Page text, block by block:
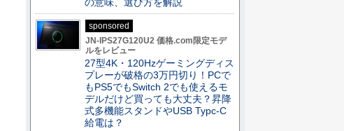
sponsored
JN-IPS27G120U2 価格.com限定モデ
ルをレビュー
27型4K・120Hzゲーミングディス
プレーが破格の3万円切り！PCで
もPS5でもSwitch 2でも使えるモ
デルだけど買っても大丈夫？昇降
式多機能スタンドやUSB Typc-C
給電は？